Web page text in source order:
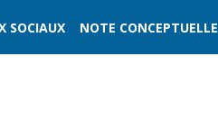
SOCIAUX NOTE CONCEPTUELLE